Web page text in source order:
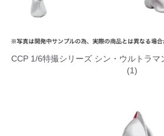
CCP 1/6特撮シリーズ シン・ウルトラマ
(1)